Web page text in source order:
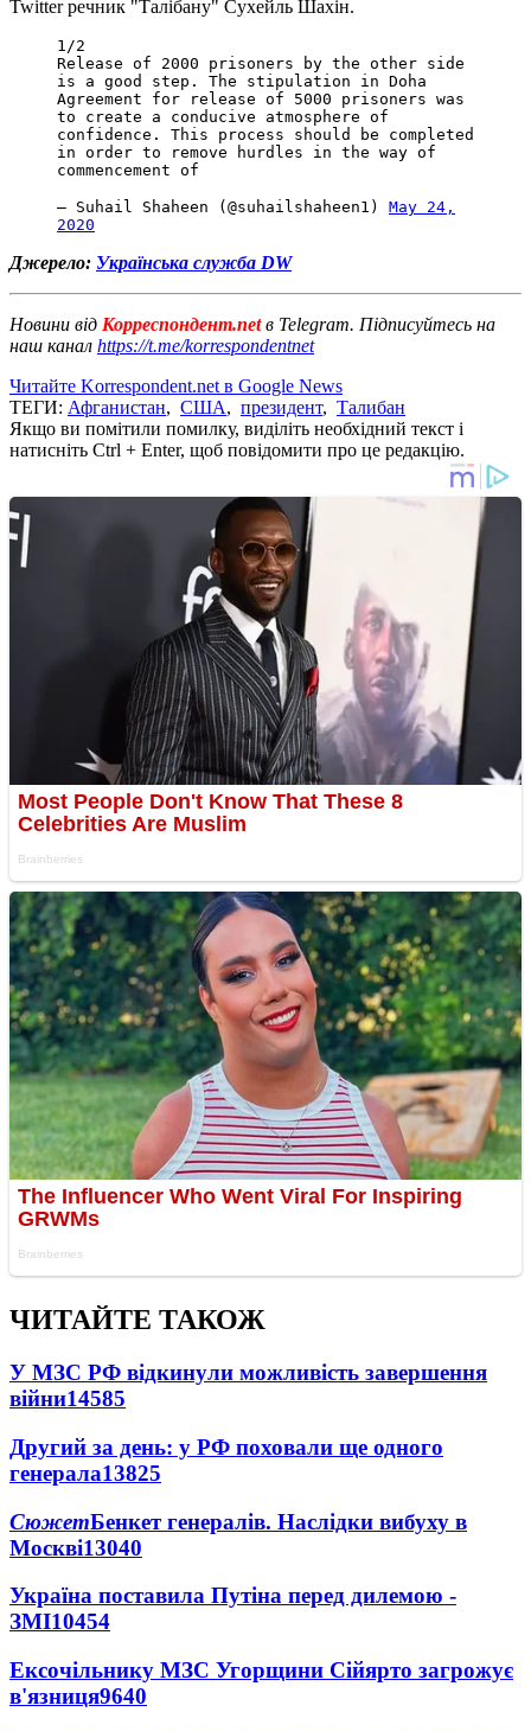
Twitter речник "Талібану" Сухейль Шахін.
1/2
Release of 2000 prisoners by the other side
is a good step. The stipulation in Doha
Agreement for release of 5000 prisoners was
to create a conducive atmosphere of
confidence. This process should be completed
in order to remove hurdles in the way of
commencement of
— Suhail Shaheen (@suhailshaheen1) May 24,
2020
Джерело: Українська служба DW
Новини від Корреспондент.netв Telegram. Підписуйтесь на
наш канал https://t.me/korrespondentnet
Читайте Korrespondent.net в Google News
ТЕГИ: Афганистан, США, президент, Талибан
Якщо ви помітили помилку, виділіть необхідний текст і
натисніть Ctrl + Enter, щоб повідомити про це редакцію.
ЧИТАЙТЕ ТАКОЖ
У МЗС РФ відкинули можливість завершення
війни14585
Другий за день: у РФ поховали ще одного
генерала13825
СюжетБенкет генералів. Наслідки вибуху в
Москві13040
Україна поставила Путіна перед дилемою -
ЗМІ10454
Ексочільнику МЗС Угорщини Сійярто загрожує
в'язниця9640